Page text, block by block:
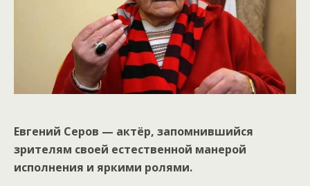
Евгений Серов — актёр, запомнившийся
зрителям своей естественной манерой
исполнения и яркими ролями.